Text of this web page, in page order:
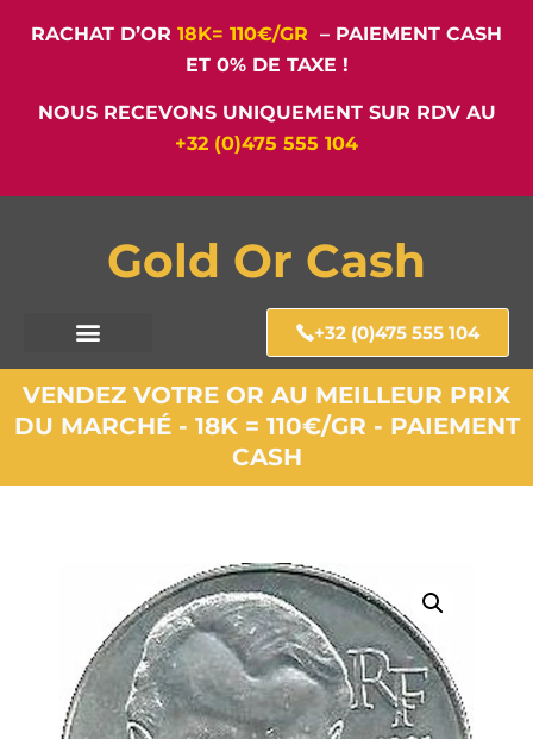
RACHAT D’OR 18K= 110€/GR – PAIEMENT CASH
ET 0% DE TAXE !
NOUS RECEVONS UNIQUEMENT SUR RDV AU
+32 (0)475 555 104
Gold Or Cash
+32 (0)475 555 104
VENDEZ VOTRE OR AU MEILLEUR PRIX
DU MARCHÉ - 18K = 110€/GR - PAIEMENT
CASH